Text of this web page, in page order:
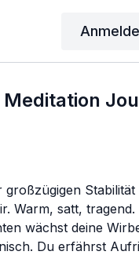
Warm, satt,
wächst deine
Du erfährst